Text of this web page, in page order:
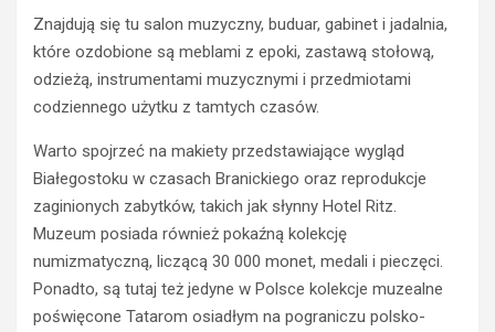
Znajdują się tu salon muzyczny, buduar, gabinet i jadalnia,
które ozdobione są meblami z epoki, zastawą stołową,
odzieżą, instrumentami muzycznymi i przedmiotami
codziennego użytku z tamtych czasów.
Warto spojrzeć na makiety przedstawiające wygląd
Białegostoku w czasach Branickiego oraz reprodukcje
zaginionych zabytków, takich jak słynny Hotel Ritz.
Muzeum posiada również pokaźną kolekcję
numizmatyczną, liczącą 30 000 monet, medali i pieczęci.
Ponadto, są tutaj też jedyne w Polsce kolekcje muzealne
poświęcone Tatarom osiadłym na pograniczu polsko-